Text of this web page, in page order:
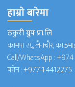
हाम्राे बारेमा
ठकुरी ग्रुप प्रा.लि
कामपा २६, लैनचौर,
Call/WhatsApp :
फोन :+977-1-4412275